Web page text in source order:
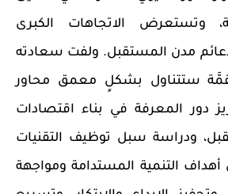
وتستعرض الاتجاهات الكبرى
مدن المستقبل. ولفت سعادته
ستتناول بشكلٍ معمق محاور
دور المعرفة في بناء اقتصادات
ودراسة سبل توظيف التقنيات
أهداف التنمية المستدامة ومواجهة